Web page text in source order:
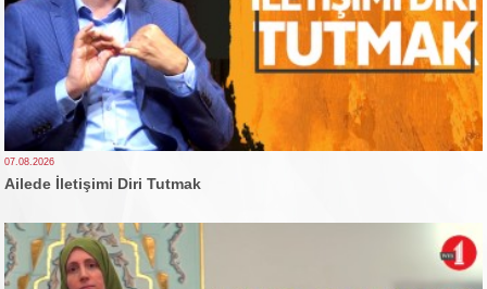
07.08.2026
Ailede İletişimi Diri Tutmak